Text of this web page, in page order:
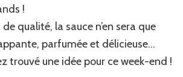
!
qualité, la sauce n’en sera que
parfumée et délicieuse…
trouvé une idée pour ce week-end !